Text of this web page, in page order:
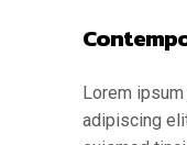
Lorem
adipiscing